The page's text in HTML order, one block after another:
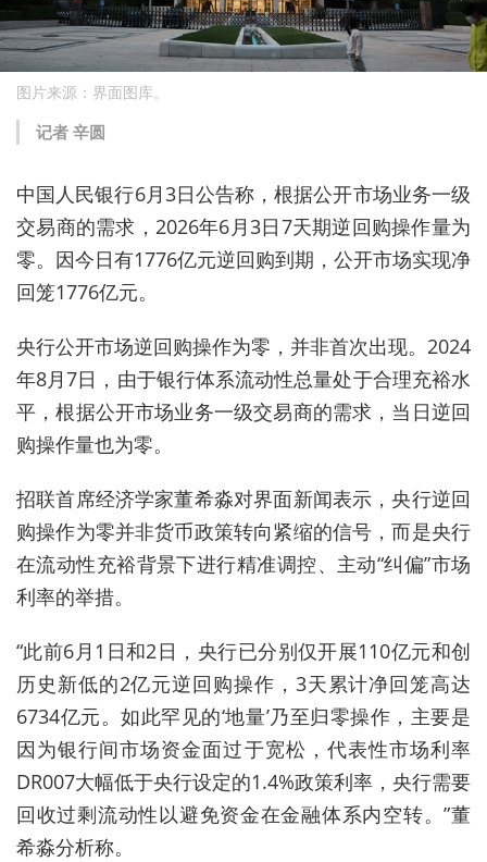
图片来源：界面图库。
记者 辛圆
中国人民银行6月3日公告称，根据公开市场业务一级
交易商的需求，2026年6月3日7天期逆回购操作量为
零。因今日有1776亿元逆回购到期，公开市场实现净
回笼1776亿元。
央行公开市场逆回购操作为零，并非首次出现。2024
年8月7日，由于银行体系流动性总量处于合理充裕水
平，根据公开市场业务一级交易商的需求，当日逆回
购操作量也为零。
招联首席经济学家董希淼对界面新闻表示，央行逆回
购操作为零并非货币政策转向紧缩的信号，而是央行
在流动性充裕背景下进行精准调控、主动“纠偏”市场
利率的举措。
“此前6月1日和2日，央行已分别仅开展110亿元和创
历史新低的2亿元逆回购操作，3天累计净回笼高达
6734亿元。如此罕见的‘地量’乃至归零操作，主要是
因为银行间市场资金面过于宽松，代表性市场利率
DR007大幅低于央行设定的1.4%政策利率，央行需要
回收过剩流动性以避免资金在金融体系内空转。”董
希淼分析称。